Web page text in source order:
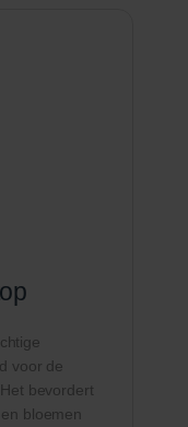
voor de
bevordert
bloemen